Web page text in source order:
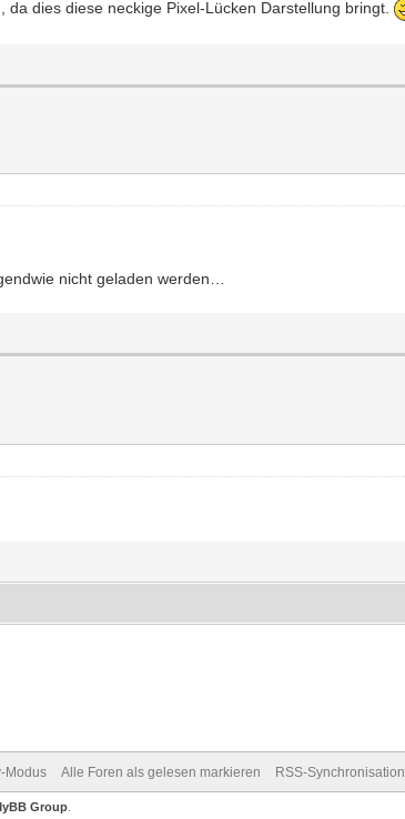
dies diese neckige Pixel-Lücken Darstellung bringt.
nicht geladen werden…
Modus Alle Foren als gelesen markieren RSS-Synchronisation
Group.